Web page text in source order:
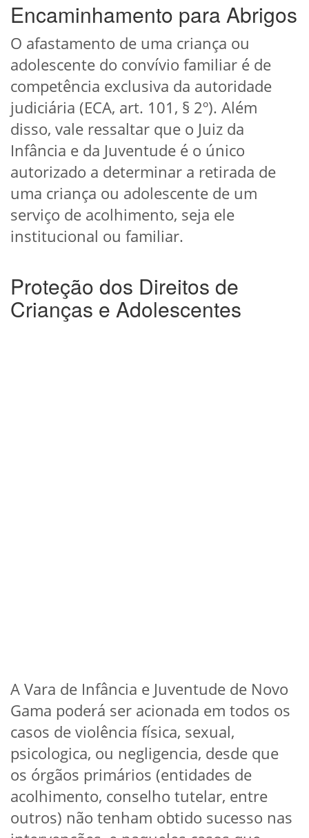
Encaminhamento para Abrigos
O afastamento de uma criança ou
adolescente do convívio familiar é de
competência exclusiva da autoridade
judiciária (ECA, art. 101, § 2º). Além
disso, vale ressaltar que o Juiz da
Infância e da Juventude é o único
autorizado a determinar a retirada de
uma criança ou adolescente de um
serviço de acolhimento, seja ele
institucional ou familiar.
Proteção dos Direitos de
Crianças e Adolescentes
A Vara de Infância e Juventude de Novo
Gama poderá ser acionada em todos os
casos de violência física, sexual,
psicologica, ou negligencia, desde que
os órgãos primários (entidades de
acolhimento, conselho tutelar, entre
outros) não tenham obtido sucesso nas